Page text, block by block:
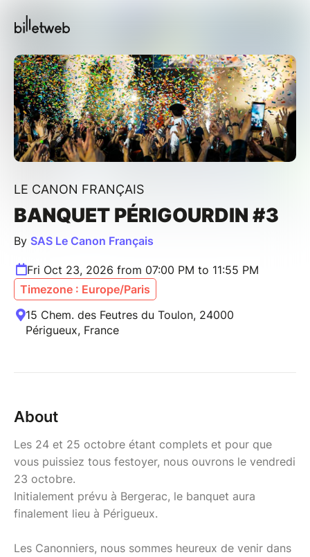
LE CANON FRANÇAIS
BANQUET PÉRIGOURDIN #3
By SAS Le Canon Français
Fri Oct 23, 2026 from 07:00 PM to 11:55 PM
Timezone : Europe/Paris
15 Chem. des Feutres du Toulon, 24000
Périgueux, France
About
Les 24 et 25 octobre étant complets et pour que
vous puissiez tous festoyer, nous ouvrons le vendredi
23 octobre.
Initialement prévu à Bergerac, le banquet aura
finalement lieu à Périgueux.
Les Canonniers, nous sommes heureux de venir dans